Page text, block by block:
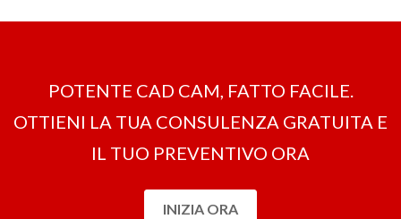
POTENTE CAD CAM, FATTO FACILE.
OTTIENI LA ​​TUA CONSULENZA GRATUITA E
IL TUO PREVENTIVO ORA
INIZIA ORA